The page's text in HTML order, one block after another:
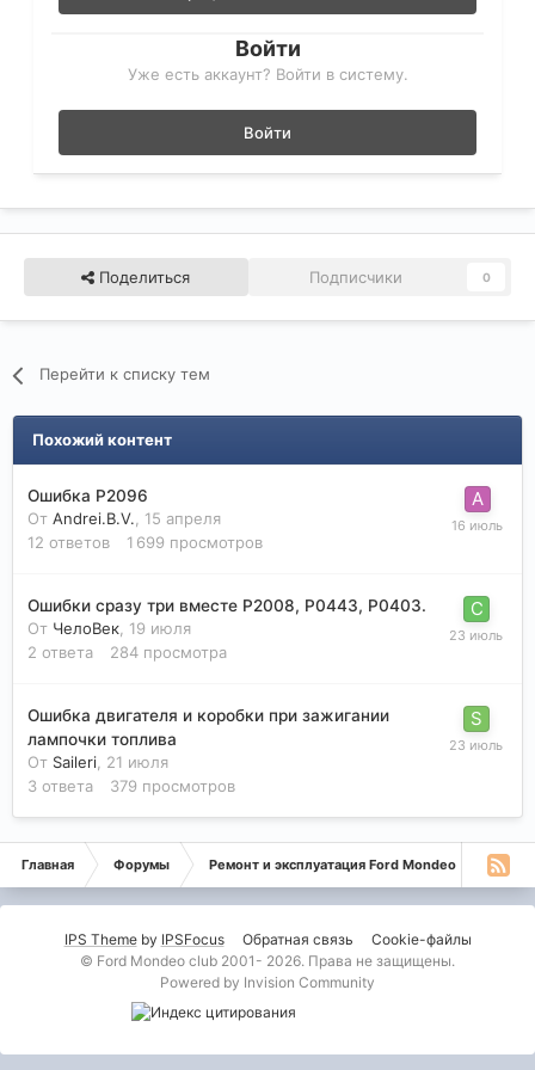
Войти
Уже есть аккаунт? Войти в систему.
Войти
Поделиться Подписчики 0
Перейти к списку тем
Похожий контент
Ошибка P2096
От Andrei.B.V.
15 апреля
12 ответов 1 699 просмотров
Ошибки сразу три вместе P2008, P0443, P0403.
От ЧелоВек 19 июля
2 ответа 284 просмотра
Ошибка двигателя и коробки при зажигании
лампочки топлива
От Saileri 21 июля
3 ответа 379 просмотров
Главная Форумы Ремонт и эксплуатация Ford Mondeo Форд
IPS Themeby IPSFocus Обратная связь
Cookie-файлы
© Ford Mondeo club 2001- 2026. Права не защищены.
Powered by Invision Community